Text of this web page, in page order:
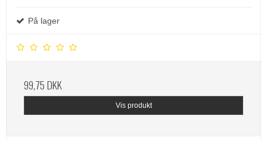
På lager
99,75 DKK
Vis produkt